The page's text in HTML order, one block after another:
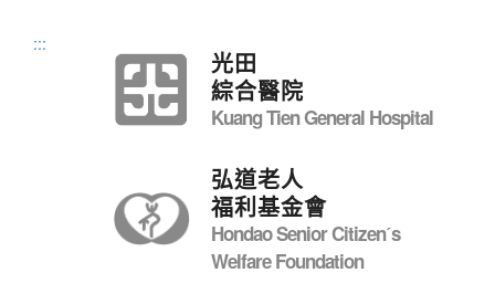
:::
光田
綜合醫院
Kuang Tien General Hospital
弘道老人
福利基金會
Hondao Senior Citizenˊs
Welfare Foundation